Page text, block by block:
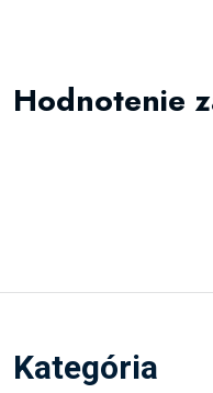
Hodnotenie
Kategória